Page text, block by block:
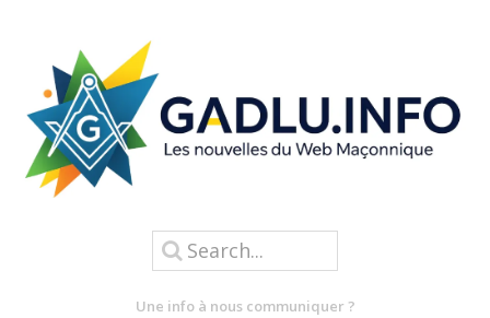
Une info à nous communiquer ?